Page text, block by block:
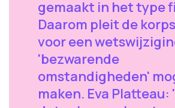
gemaakt in het type
Daarom pleit de
voor een
'bezwarende
omstandigheden'
maken. Eva Platteau: